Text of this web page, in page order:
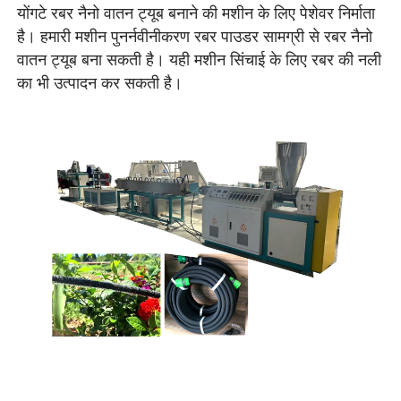
योंगटे रबर नैनो वातन ट्यूब बनाने की मशीन के लिए पेशेवर निर्माता
है। हमारी मशीन पुनर्नवीनीकरण रबर पाउडर सामग्री से रबर नैनो
वातन ट्यूब बना सकती है। यही मशीन सिंचाई के लिए रबर की नली
का भी उत्पादन कर सकती है।